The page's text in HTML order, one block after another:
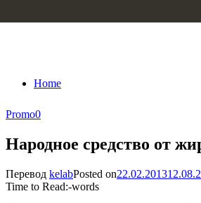
Home
Promo0
Народное средство от
Перевод kelabPosted on22.02.2013
Time to Read:-words